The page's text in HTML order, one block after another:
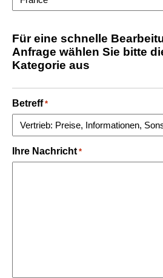
Für eine schnelle
Anfrage wählen Sie bitte
Kategorie aus
Betreff *
Ihre Nachricht *